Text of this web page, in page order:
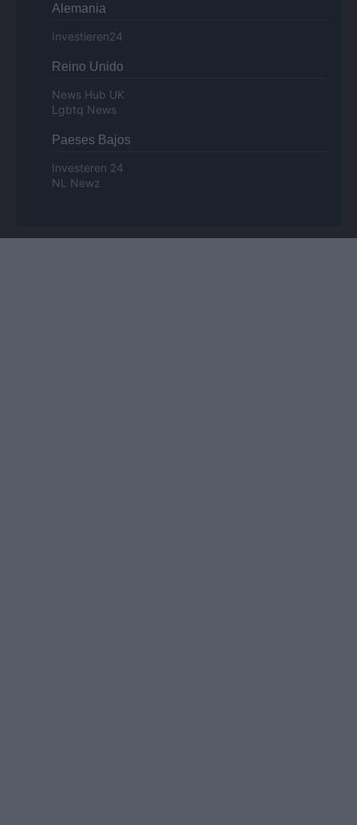
Alemania
Investieren24
Reino Unido
News Hub UK
Lgbtq News
Paeses Bajos
Investeren 24
NL Newz